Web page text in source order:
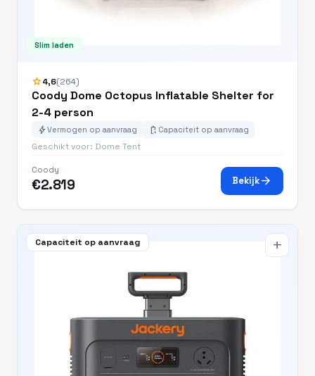
Slim laden
star4,6(264)
Coody Dome Octopus Inflatable Shelter for
2-4 person
boltVermogen op aanvraag battery_charging_full Capaciteit op aanvraag
Geschikt voor: Dome Tent
Coody
€2.819 Bekijkarrow_forward
Capaciteit op aanvraag add